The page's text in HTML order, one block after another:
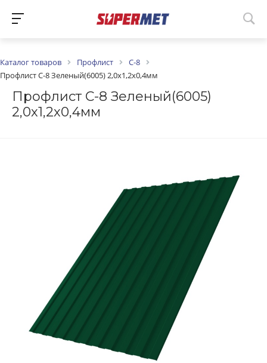
Каталог товаров Профлист
С-8
Профлист С-8 Зеленый(6005) 2,0х1,2х0,4мм
Профлист С-8 Зеленый(6005)
2,0х1,2х0,4мм